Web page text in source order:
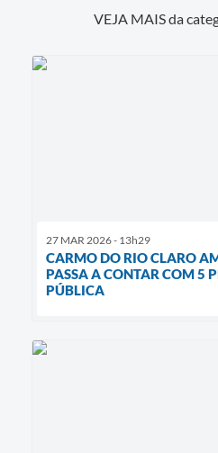
VEJA MAIS da
27 MAR 2026 - 13h29
CARMO DO RIO CLARO
PASSA A CONTAR COM 5
PÚBLICA